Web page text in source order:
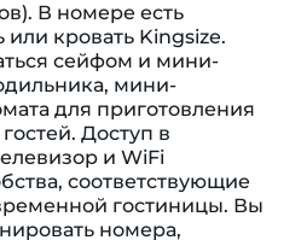
В номере есть
или кровать Kingsize.
сейфом и мини-
мини-
для приготовления
Доступ в
и WiFi
соответствующие
гостиницы. Вы
номера,